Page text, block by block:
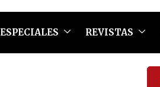
ESPECIALES REVISTAS